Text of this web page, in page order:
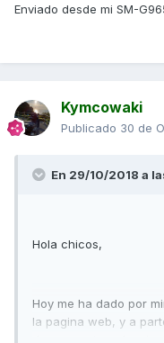
Enviado desde mi SM-
Kymcowaki
Publicado 30 de
En 29/10/2018 a
Hola chicos,
Hoy me ha dado por
la pagina web, y a